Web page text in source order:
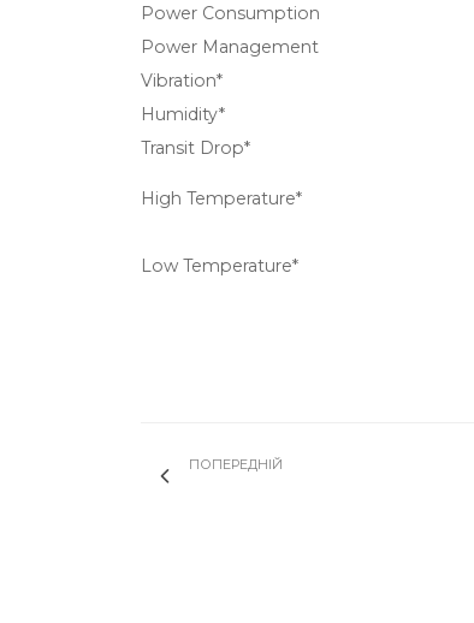
Power Consumption
Power Management
Vibration*
Humidity*
Transit Drop*
High Temperature*
Low Temperature*
ПОПЕРЕДНІЙ